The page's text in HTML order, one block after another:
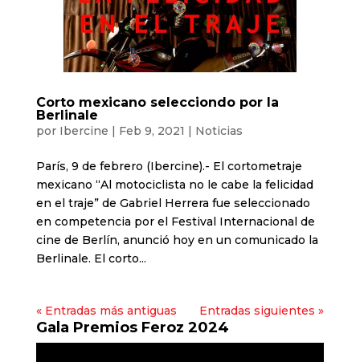
Corto mexicano selecciondo por la
Berlinale
por Ibercine | Feb 9, 2021 | Noticias
París, 9 de febrero (Ibercine).- El cortometraje
mexicano “Al motociclista no le cabe la felicidad
en el traje” de Gabriel Herrera fue seleccionado
en competencia por el Festival Internacional de
cine de Berlín, anunció hoy en un comunicado la
Berlinale. El corto...
« Entradas más antiguas Entradas siguientes »
Gala Premios Feroz 2024